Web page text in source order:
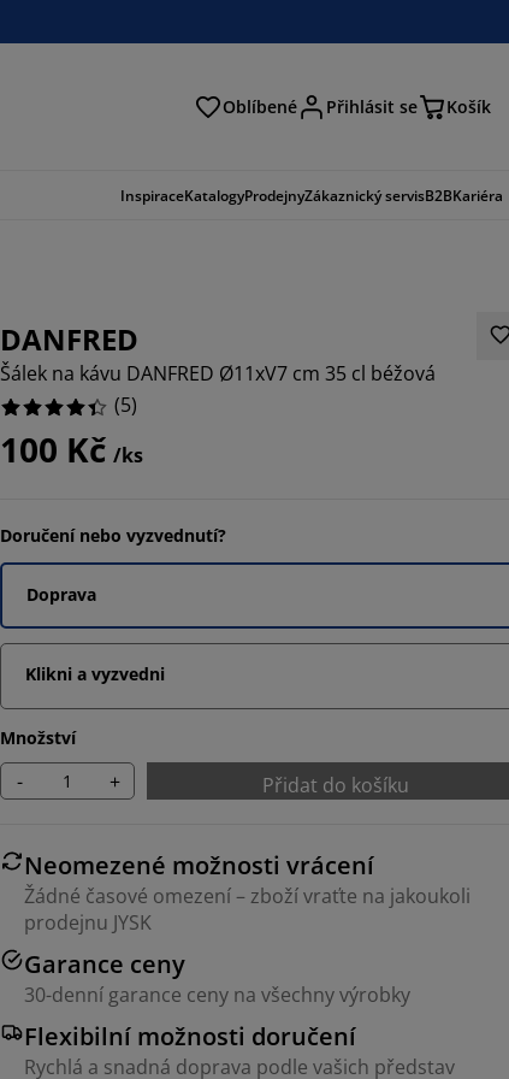
Oblíbené Přihlásit se Košík
InspiraceKatalogyProdejnyZákaznický servisB2BKariéra
DANFRED
Šálek na kávu DANFRED Ø11xV7 cm 35 cl béžová
(5)
100 Kč /ks
Doručení nebo vyzvednutí?
Doprava
Klikni a vyzvedni
Množství
- + Přidat do košíku
Neomezené možnosti vrácení
Žádné časové omezení – zboží vraťte na jakoukoli
prodejnu JYSK
Garance ceny
30-denní garance ceny na všechny výrobky
Flexibilní možnosti doručení
Rychlá a snadná doprava podle vašich představ